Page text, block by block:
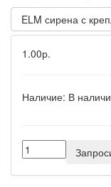
ELM сирена с
1.00р.
Наличие: В